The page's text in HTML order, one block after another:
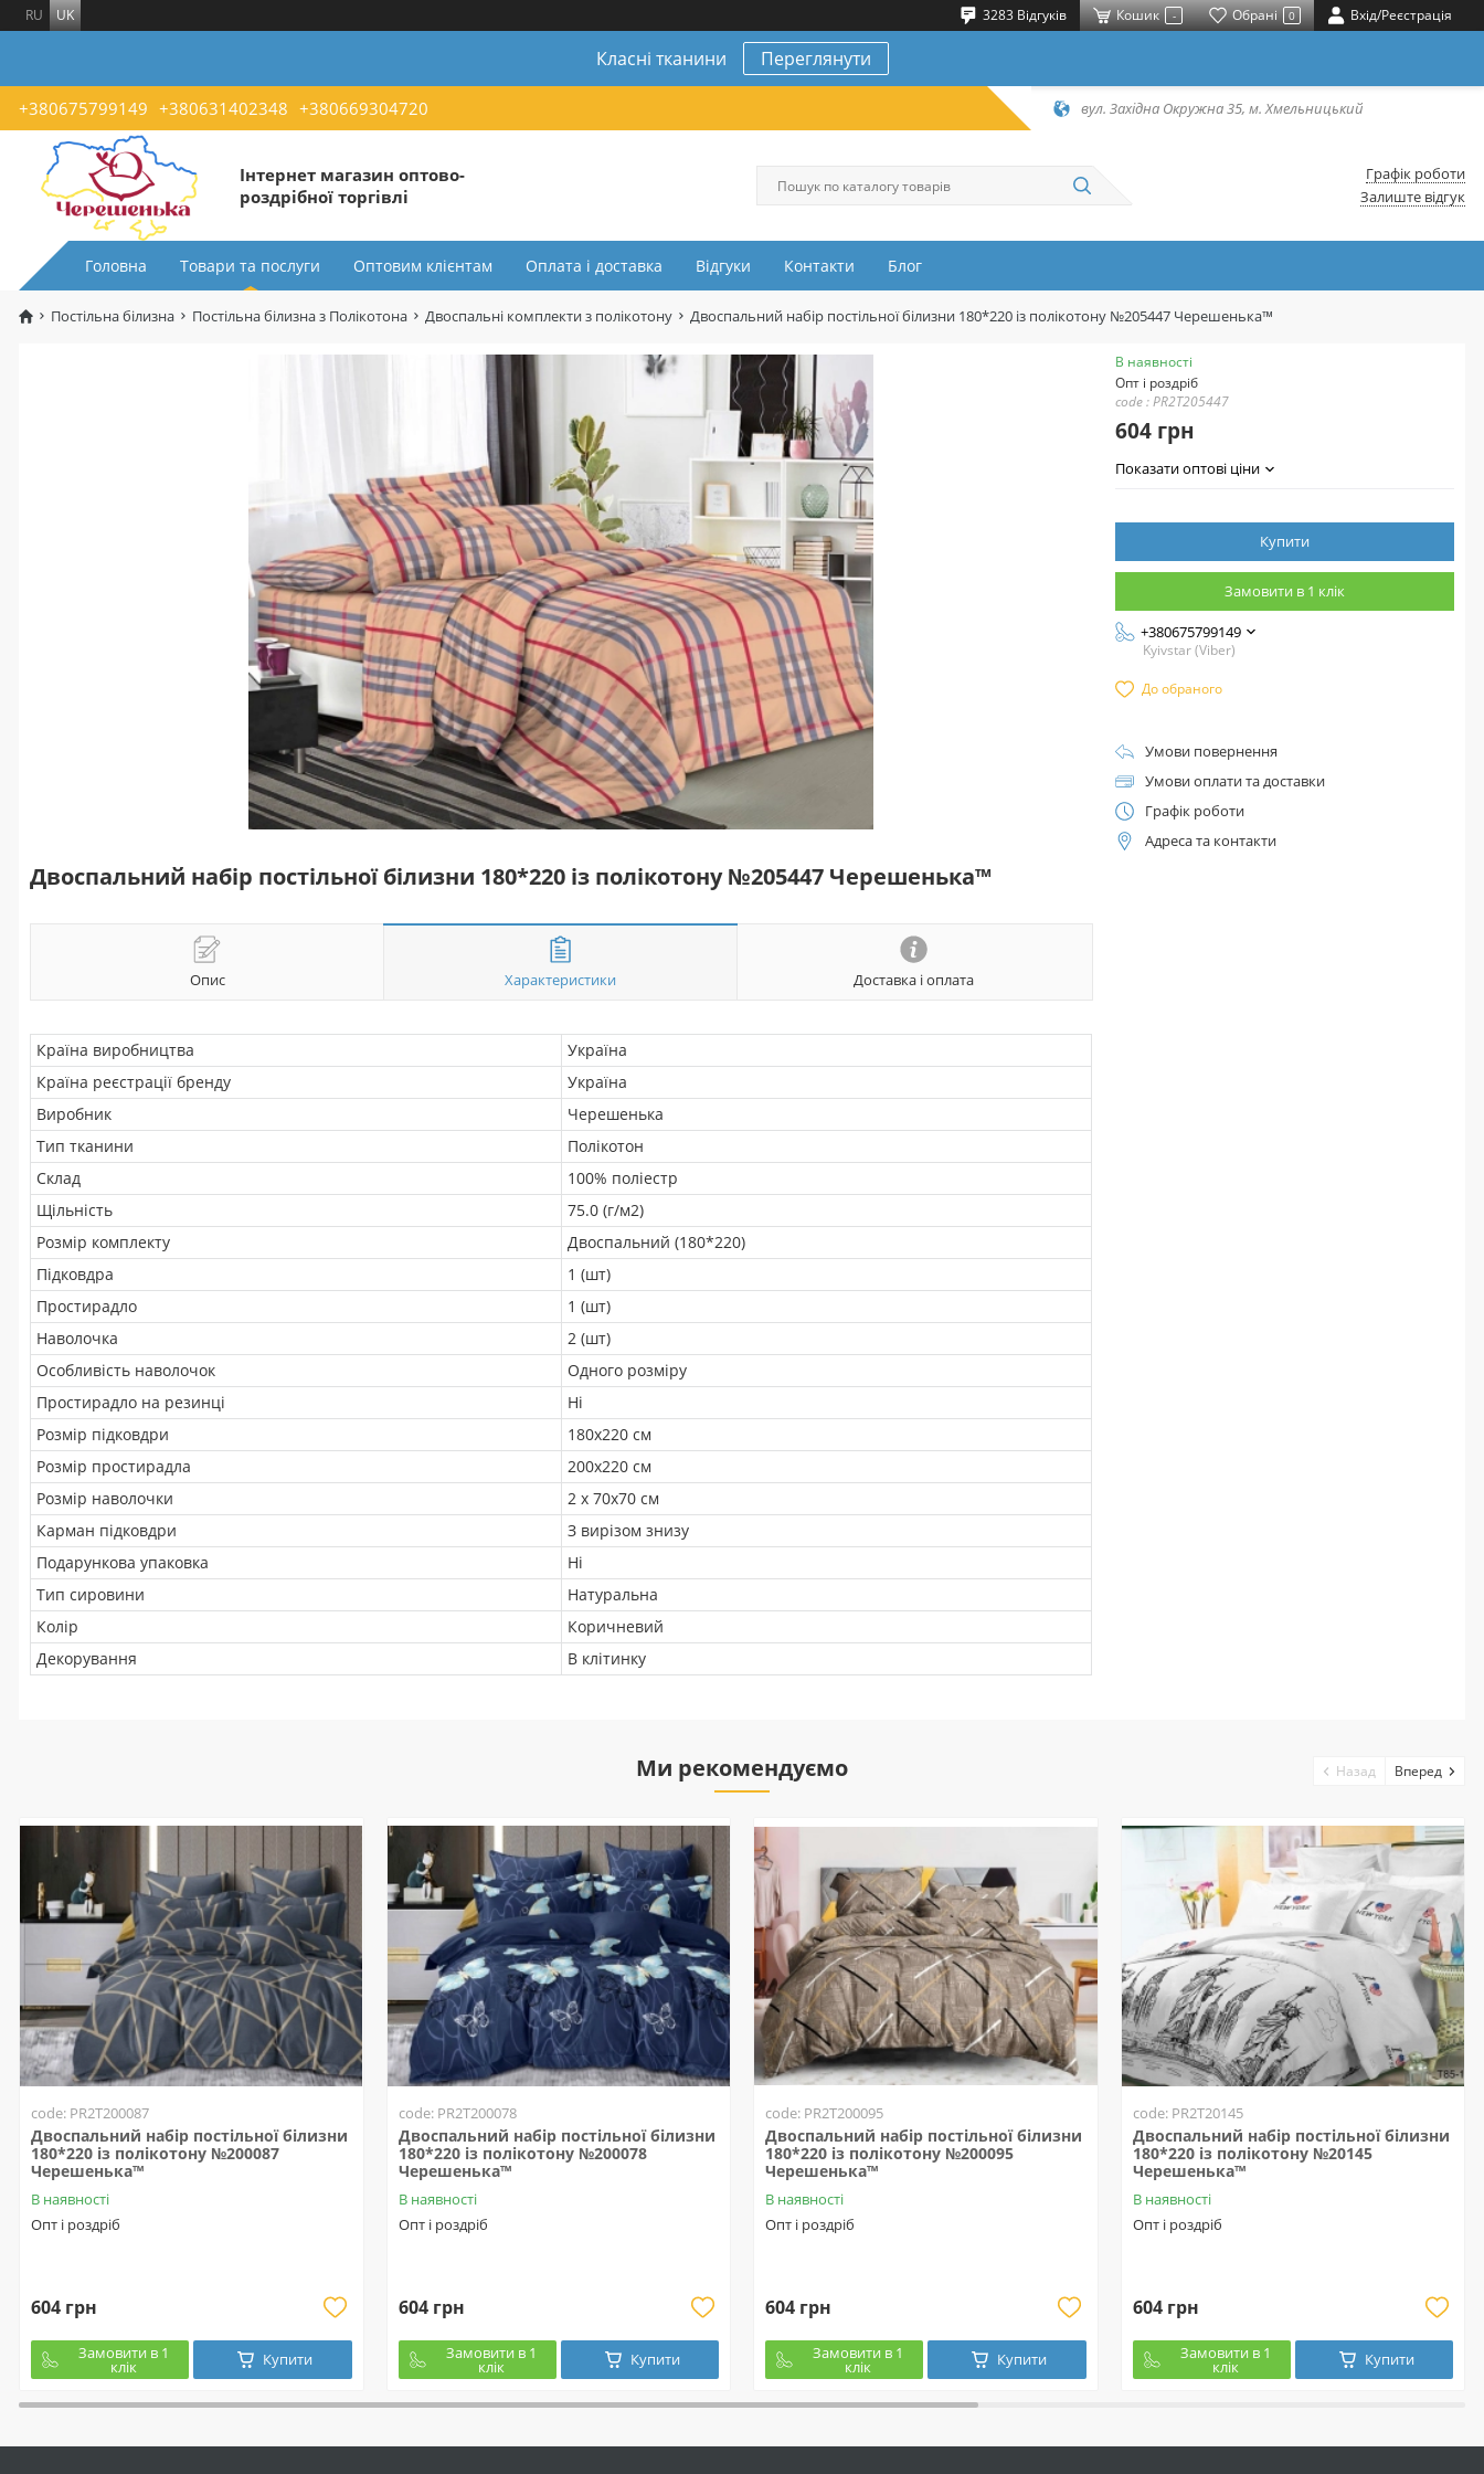
RU UK 3283 Відгуків Кошик - Обрані 0 Вхід/Реєстрація
Класні тканини Переглянути
+380675799149 +380631402348 +380669304720 вул. Західна Окружна 35, м. Хмельницький
Інтернет магазин оптово-
роздрібної торгівлі
Графік роботи
Залиште відгук
Головна Товари та послуги Оптовим клієнтам Оплата і доставка Відгуки Контакти Блог
Постільна білизна Постільна білизна з Полікотона Двоспальні комплекти з полікотону Двоспальний набір постільної білизни 180*220 із полікотону №205447 Черешенька™
Двоспальний набір постільної білизни 180*220 із полікотону №205447 Черешенька™
Опис Характеристики Доставка і оплата
Країна виробництва
Україна
Країна реєстрації бренду
Україна
Виробник
Черешенька
Тип тканини
Полікотон
Склад
100% поліестр
Щільність
75.0 (г/м2)
Розмір комплекту
Двоспальний (180*220)
Підковдра
1 (шт)
Простирадло
1 (шт)
Наволочка
2 (шт)
Особливість наволочок
Одного розміру
Простирадло на резинці
Ні
Розмір підковдри
180х220 см
Розмір простирадла
200х220 см
Розмір наволочки
2 х 70х70 см
Карман підковдри
З вирізом знизу
Подарункова упаковка
Ні
Тип сировини
Натуральна
Колір
Коричневий
Декорування
В клітинку
В наявності
Опт і роздріб
code : PR2T205447
604 грн
Показати оптові ціни
Купити
Замовити в 1 клік
+380675799149
Kyivstar (Viber)
До обраного
Умови повернення
Умови оплати та доставки
Графік роботи
Адреса та контакти
Ми рекомендуємо
code: PR2T200087
Двоспальний набір постільної білизни
180*220 із полікотону №200087
Черешенька™
В наявності
Опт і роздріб
604 грн
Замовити в 1
клік Купити
code: PR2T200078
Двоспальний набір постільної білизни
180*220 із полікотону №200078
Черешенька™
В наявності
Опт і роздріб
604 грн
Замовити в 1
клік Купити
code: PR2T200095
Двоспальний набір постільної білизни
180*220 із полікотону №200095
Черешенька™
В наявності
Опт і роздріб
604 грн
Замовити в 1
клік Купити
code: PR2T20145
Двоспальний набір постільної білизни
180*220 із полікотону №20145
Черешенька™
В наявності
Опт і роздріб
604 грн
Замовити в 1
клік Купити
Назад Вперед